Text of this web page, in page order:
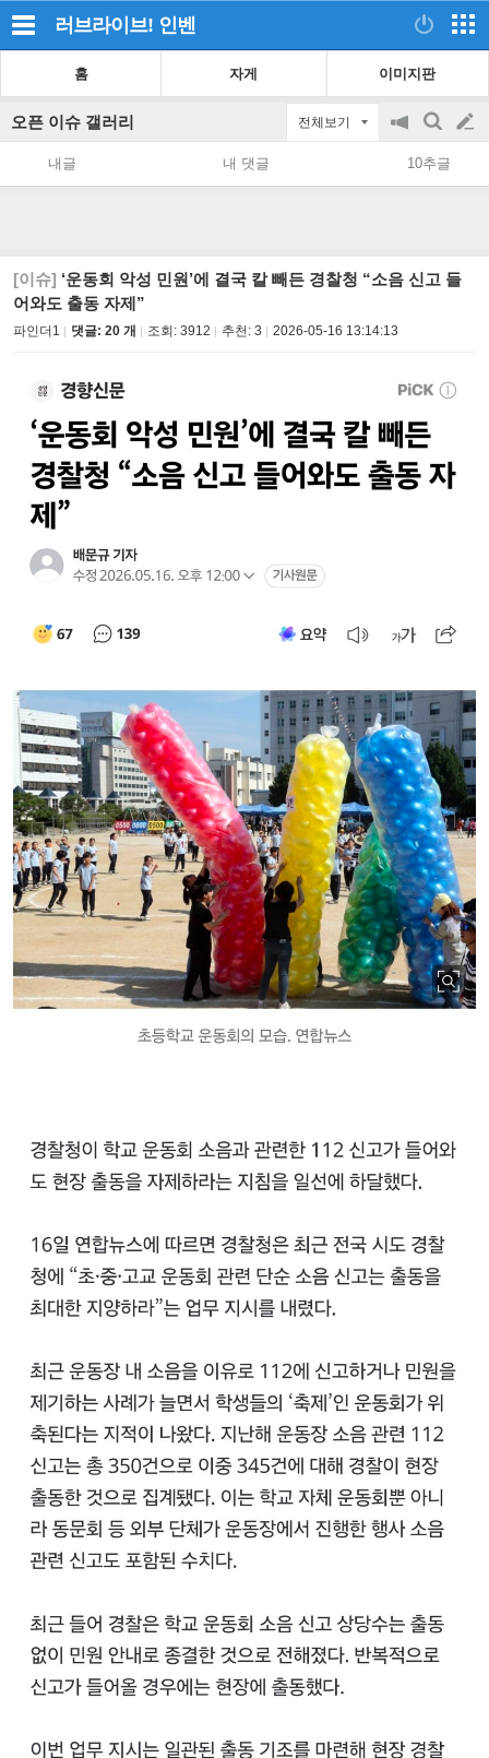
러브라이브! 인벤
홈 자게 이미지판
오픈 이슈 갤러리 전체보기
공
지
on/off
검
색
글
쓰
내글 내 댓글 10추글
[이슈] ‘운동회 악성 민원’에 결국 칼 빼든 경찰청 “소음 신고 들
어와도 출동 자제”
파인더1 댓글: 20 개 조회: 3912 추천: 3 2026-05-16 13:14:13